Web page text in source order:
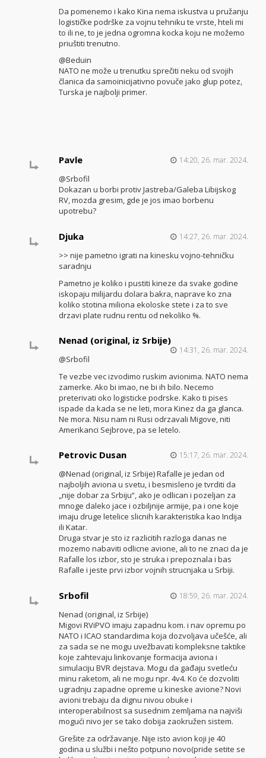
Da pomenemo i kako Kina nema iskustva u pružanju
logističke podrške za vojnu tehniku te vrste, hteli mi
to ili ne, to je jedna ogromna kocka koju ne možemo
priuštiti trenutno.
@Beduin
NATO ne može u trenutku sprečiti neku od svojih
članica da samoinicijativno povuče jako glup potez,
Turska je najbolji primer.
Pavle 14:20, 26. mar. 2024.
@Srbofil
Dokazan u borbi protiv Jastreba/Galeba Libijskog
RV, mozda gresim, gde je jos imao borbenu
upotrebu?
Djuka 14:27, 26. mar. 2024.
>> nije pametno igrati na kinesku vojno-tehničku
saradnju
Pametno je koliko i pustiti kineze da svake godine
iskopaju milijardu dolara bakra, naprave ko zna
koliko stotina miliona ekoloske stete i za to sve
drzavi plate rudnu rentu od nekoliko %.
Nenad (original, iz Srbije)
14:31, 26. mar. 2024.
@Srbofil
Te vezbe vec izvodimo ruskim avionima. NATO nema
zamerke. Ako bi imao, ne bi ih bilo. Necemo
preterivati oko logisticke podrske. Kako ti pises
ispade da kada se ne leti, mora Kinez da ga glanca.
Ne mora. Nisu nam ni Rusi odrzavali Migove, niti
Amerikanci Sejbrove, pa se letelo.
Petrovic Dusan 15:17, 26. mar. 2024.
@Nenad (original, iz Srbije) Rafalle je jedan od
najboljih aviona u svetu, i besmisleno je tvrditi da
„nije dobar za Srbiju“, ako je odlican i pozeljan za
mnoge daleko jace i ozbiljnije armije, pa i one koje
imaju druge letelice slicnih karakteristika kao Indija
ili Katar.
Druga stvar je sto iz razlicitih razloga danas ne
mozemo nabaviti odlicne avione, ali to ne znaci da je
Rafalle los izbor, sto je struka i prepoznala i bas
Rafalle i jeste prvi izbor vojnih strucnjaka u Srbiji.
Srbofil 18:59, 26. mar. 2024.
Nenad (original, iz Srbije)
Migovi RViPVO imaju zapadnu kom. i nav opremu po
NATO i ICAO standardima koja dozvoljava učešće, ali
za sada se ne mogu uvežbavati kompleksne taktike
koje zahtevaju linkovanje formacija aviona i
simulaciju BVR dejstava. Mogu da gađaju svetleću
minu raketom, ali ne mogu npr. 4v4. Ko će dozvoliti
ugradnju zapadne opreme u kineske avione? Novi
avioni trebaju da dignu nivou obuke i
interoperabilnost sa susednim zemljama na najviši
mogući nivo jer se tako dobija zaokružen sistem.
Grešite za održavanje. Nije isto avion koji je 40
godina u službi i nešto potpuno novo(pride setite se